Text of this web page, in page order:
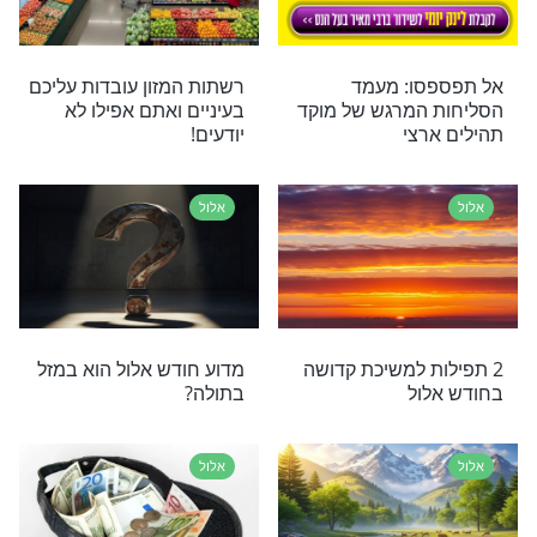
במסר לחודש
הבחירות
אלול
דברים שחשוב שתדעו לגבי
המזוזות שלכם לקראת חודש
אלול